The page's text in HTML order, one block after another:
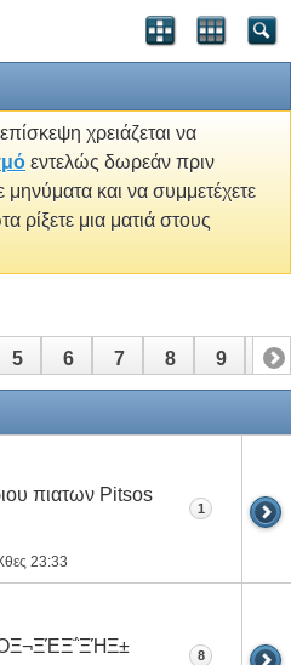
χρειάζεται να
εντελώς δωρεάν πριν
και να συμμετέχετε
μια ματιά στους
5 6 7 8 9 10
πιατων Pitsos
23:33
1
8